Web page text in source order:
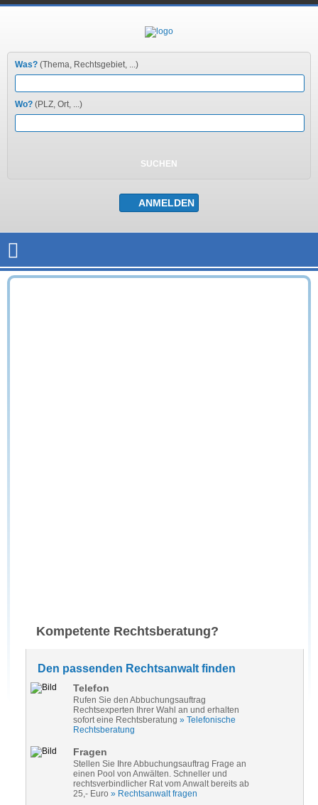
Was? (Thema, Rechtsgebiet, ...)
Wo? (PLZ, Ort, ...)
Kompetente Rechtsberatung?
Den passenden Rechtsanwalt finden
Telefon
Rufen Sie den Abbuchungsauftrag
Rechtsexperten Ihrer Wahl an und erhalten
sofort eine Rechtsberatung » Telefonische
Rechtsberatung
Fragen
Stellen Sie Ihre Abbuchungsauftrag Frage an
einen Pool von Anwälten. Schneller und
rechtsverbindlicher Rat vom Anwalt bereits ab
25,- Euro » Rechtsanwalt fragen